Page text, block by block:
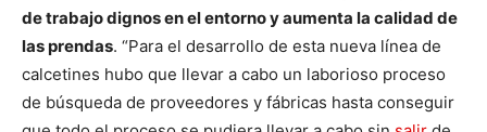
de trabajo dignos en el entorno y aumenta la calidad de
las prendas. “Para el desarrollo de esta nueva línea de
calcetines hubo que llevar a cabo un laborioso proceso
de búsqueda de proveedores y fábricas hasta conseguir